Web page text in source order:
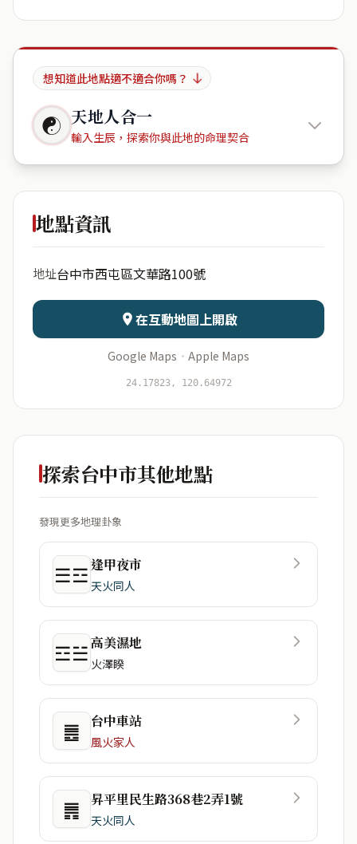
想知道此地點適不適合你嗎？
☯ 天地人合一
輸入生辰，探索你與此地的命理契合
大鵬新城
日期 出生時辰
資料僅用於即時分析，不會儲存於伺服器
地點資訊
地址台中市西屯區文華路100號
在互動地圖上開啟
Google Maps · Apple Maps
24.17823, 120.64972
探索台中市其他地點
發現更多地理卦象
☰☲逢甲夜市
天火同人
☲☱高美濕地
火澤睽
䷌ 台中車站
風火家人
䷠ 昇平里民生路368巷2弄1號
天火同人